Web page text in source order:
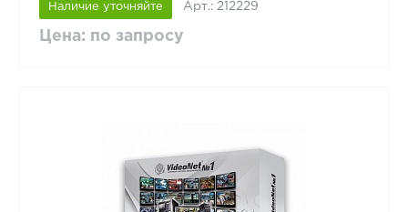
Наличие уточняйте Арт.: 212229
Цена: по запросу